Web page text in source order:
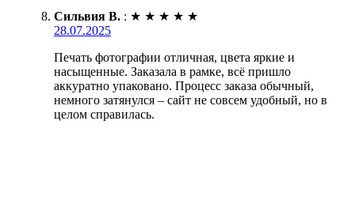
Сильвия В. : ★ ★ ★ ★ ★
28.07.2025
Печать фотографии отличная, цвета яркие и
насыщенные. Заказала в рамке, всё пришло
аккуратно упаковано. Процесс заказа обычный,
немного затянулся – сайт не совсем удобный, но в
целом справилась.